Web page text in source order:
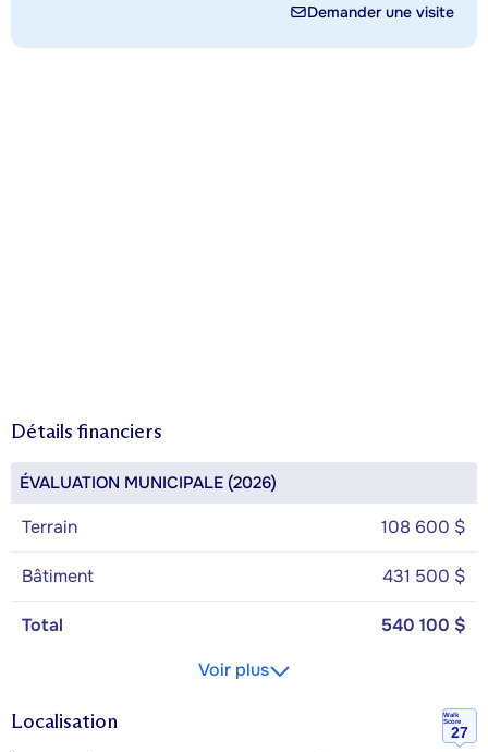
Demander une visite
Détails financiers
ÉVALUATION MUNICIPALE (2026)
Terrain 108 600 $
Bâtiment 431 500 $
Total
540 100 $
Voir plus
Localisation
Walk
Score
27